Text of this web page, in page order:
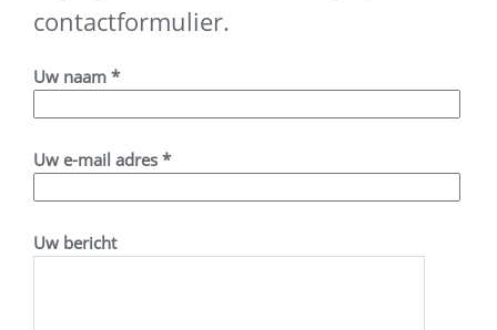
contactformulier.
Uw naam *
Uw e-mail adres *
Uw bericht